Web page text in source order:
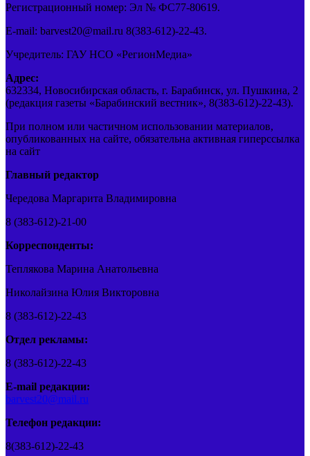
Регистрационный номер: Эл № ФС77-80619.
E-mail: barvest20@mail.ru 8(383-612)-22-43.
Учредитель: ГАУ НСО «РегионМедиа»
Адрес:
632334, Новосибирская область, г. Барабинск, ул. Пушкина, 2
(редакция газеты «Барабинский вестник», 8(383-612)-22-43).
При полном или частичном использовании материалов,
опубликованных на сайте, обязательна активная гиперссылка
на сайт
Главный редактор
Чередова Маргарита Владимировна
8 (383-612)-21-00
Корреспонденты:
Теплякова Марина Анатольевна
Николайзина Юлия Викторовна
8 (383-612)-22-43
Отдел рекламы:
8 (383-612)-22-43
E-mail редакции:
barvest20@mail.ru
Телефон редакции:
8(383-612)-22-43